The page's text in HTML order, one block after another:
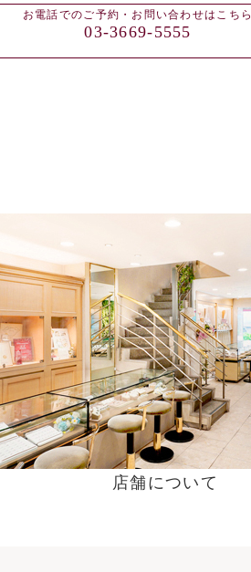
お電話でのご予約・お問い合わせはこちら
03-3669-5555
店舗について